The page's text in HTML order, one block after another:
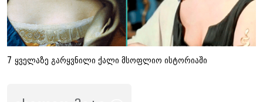
7 ყველაზე გარყვნილი ქალი მსოფლიო ისტორიაში